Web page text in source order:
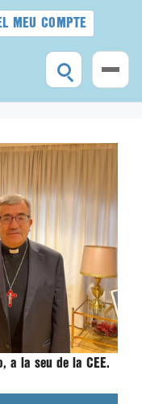
MEU COMPTE
a la seu de la CEE.